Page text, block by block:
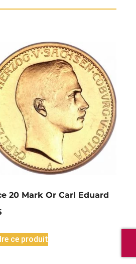
20 Mark Or Carl Eduard
ce produit